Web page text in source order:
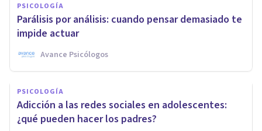
PSICOLOGÍA
Parálisis por análisis: cuando pensar demasiado te
impide actuar
Avance Psicólogos
PSICOLOGÍA
Adicción a las redes sociales en adolescentes:
¿qué pueden hacer los padres?